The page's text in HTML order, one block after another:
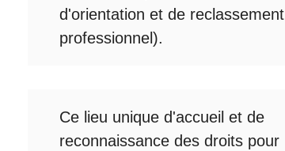
d'orientation et de reclassement
professionnel).
Ce lieu unique d'accueil et de
reconnaissance des droits pour